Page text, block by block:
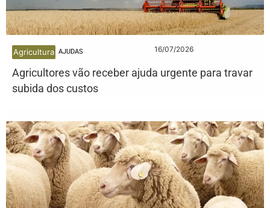
Agricultura AJUDAS 16/07/2026
Agricultores vão receber ajuda urgente para travar
subida dos custos